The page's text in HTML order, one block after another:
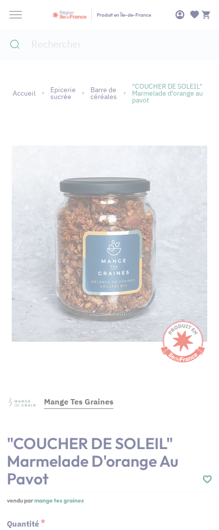
Produit en Île-de-France
Accueil Epicerie
sucrée
Barre de
céréales
"COUCHER DE SOLEIL"
Marmelade d'orange au
pavot
Mange Tes Graines
"COUCHER DE SOLEIL"
Marmelade D'orange Au
Pavot
vendu parmange tes graines
Quantité